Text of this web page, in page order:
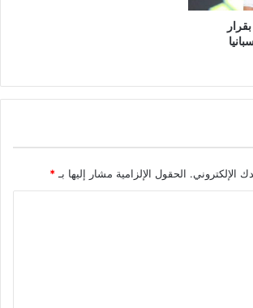
الإلكتروني. الحقول الإلزامية مشار إليها بـ *